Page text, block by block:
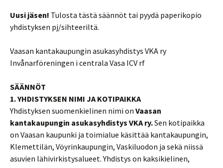
Uusi jäsen! Tulosta tästä säännöt tai pyydä paperikopio
yhdistyksen pj/sihteeriltä.
Vaasan kantakaupungin asukasyhdistys VKA ry
Invånarföreningen i centrala Vasa ICV rf
SÄÄNNÖT
1. YHDISTYKSEN NIMI JA KOTIPAIKKA
Yhdistyksen suomenkielinen nimi on Vaasan
kantakaupungin asukasyhdistys VKA ry.Sen kotipaikka
on Vaasan kaupunki ja toimialue käsittää kantakaupungin,
Klemettilän, Vöyrinkaupungin, Vaskiluodon ja sekä niissä
asuvien lähivirkistysalueet. Yhdistys on kaksikielinen,